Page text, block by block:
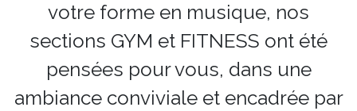
votre forme en musique, nos
sections GYM et FITNESS ont été
pensées pour vous, dans une
ambiance conviviale et encadrée par